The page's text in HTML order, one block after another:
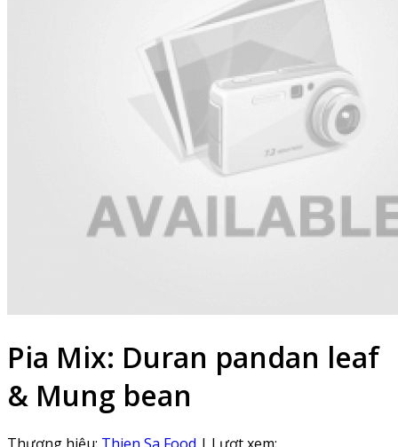
Pia Mix: Duran pandan leaf
& Mung bean